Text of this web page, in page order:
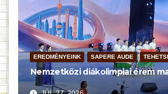
EREDMÉNYEINK SAPERE AUDE
Nemzetközi diákolimpiai érem